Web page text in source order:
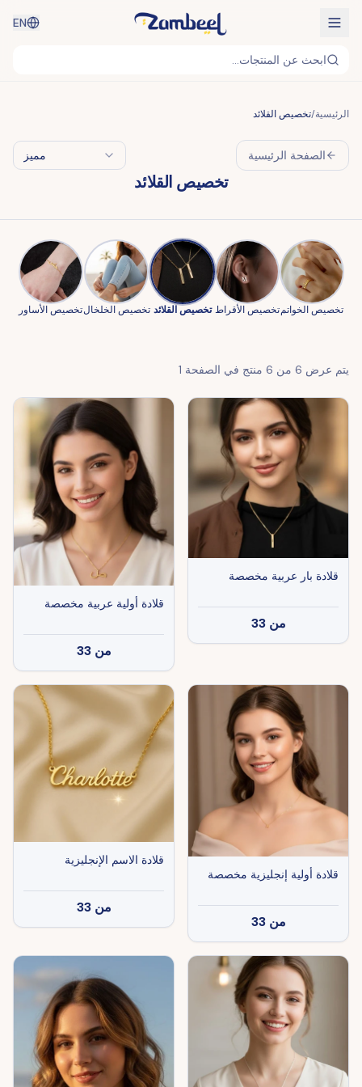
EN
ابحث عن المنتجات...
الرئيسية/تخصيص القلائد
الصفحة الرئيسية مميز
تخصيص القلائد
تخصيص الخواتمتخصيص الأقراط تخصيص القلائد تخصيص الخلخالتخصيص الأساور
يتم عرض 6 من 6 منتج في الصفحة 1
قلادة بار عربية مخصصة
من 33
قلادة أولية عربية مخصصة
من 33
قلادة أولية إنجليزية مخصصة
من 33
قلادة الاسم الإنجليزية
من 33